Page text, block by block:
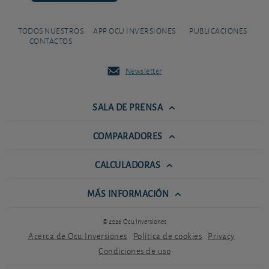
TODOS NUESTROS
CONTACTOS
APP OCU INVERSIONES PUBLICACIONES
Newsletter
SALA DE PRENSA
COMPARADORES
CALCULADORAS
MÁS INFORMACIÓN
© 2026 Ocu Inversiones
Acerca de Ocu Inversiones Política de cookies Privacy
Condiciones de uso